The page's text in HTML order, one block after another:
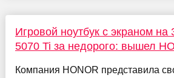
Игровой ноутбук с экраном на
5070 Ti за недорого: вышел
Компания HONOR представила